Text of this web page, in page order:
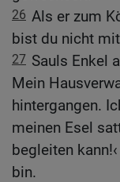
26 Als er zum
bist du nicht
27 Sauls Enkel
Mein
hintergangen.
meinen Esel
begleiten
bin.